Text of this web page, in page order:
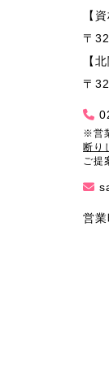
【
〒
【
〒
※営
断りし
ご提
営